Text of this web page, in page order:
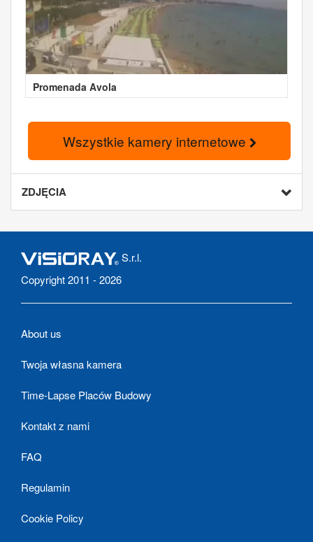
Promenada Avola
Wszystkie kamery internetowe
ZDJĘCIA
S.r.l.
Copyright 2011 - 2026
About us
Twoja własna kamera
Time-Lapse Placów Budowy
Kontakt z nami
FAQ
Regulamin
Cookie Policy